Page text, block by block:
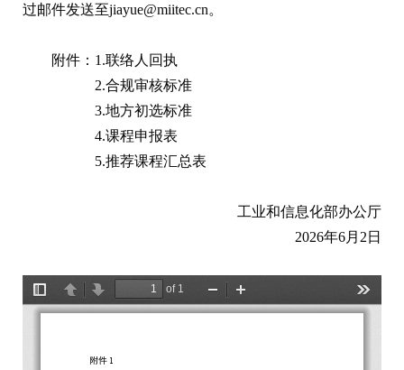
过邮件发送至jiayue@miitec.cn。
附件：1.联络人回执
2.合规审核标准
3.地方初选标准
4.课程申报表
5.推荐课程汇总表
工业和信息化部办公厅
2026年6月2日